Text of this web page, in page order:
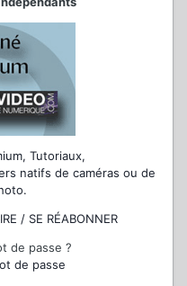
Tutoriaux,
natifs de caméras ou de
/ SE RÉABONNER
de passe ?
de passe